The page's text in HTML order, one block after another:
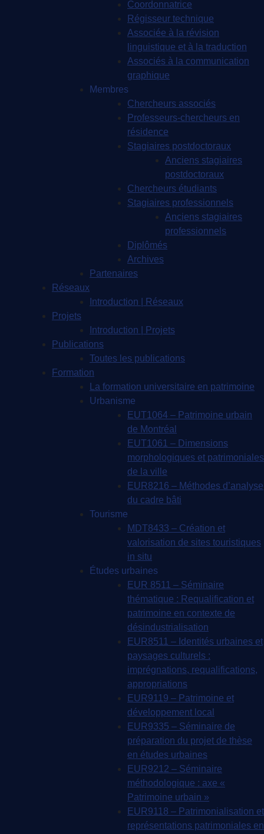
Coordonnatrice
Régisseur technique
Associée à la révision
linguistique et à la traduction
Associés à la communication
graphique
Membres
Chercheurs associés
Professeurs-chercheurs en
résidence
Stagiaires postdoctoraux
Anciens stagiaires
postdoctoraux
Chercheurs étudiants
Stagiaires professionnels
Anciens stagiaires
professionnels
Diplômés
Archives
Partenaires
Réseaux
Introduction | Réseaux
Projets
Introduction | Projets
Publications
Toutes les publications
Formation
La formation universitaire en patrimoine
Urbanisme
EUT1064 – Patrimoine urbain
de Montréal
EUT1061 – Dimensions
morphologiques et patrimoniales
de la ville
EUR8216 – Méthodes d’analyse
du cadre bâti
Tourisme
MDT8433 – Création et
valorisation de sites touristiques
in situ
Études urbaines
EUR 8511 – Séminaire
thématique : Requalification et
patrimoine en contexte de
désindustrialisation
EUR8511 – Identités urbaines et
paysages culturels :
imprégnations, requalifications,
appropriations
EUR9119 – Patrimoine et
développement local
EUR9335 – Séminaire de
préparation du projet de thèse
en études urbaines
EUR9212 – Séminaire
méthodologique : axe «
Patrimoine urbain »
EUR9118 – Patrimonialisation et
représentations patrimoniales en